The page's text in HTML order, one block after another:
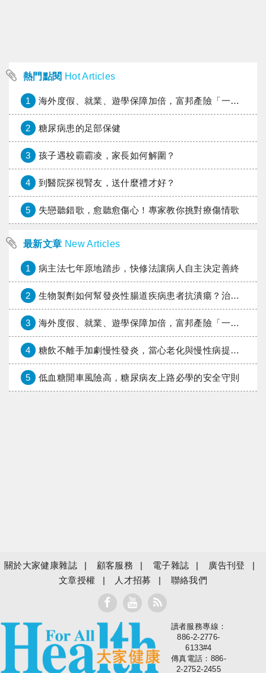
熱門點閱 Hot Articles
1 海外度假、就業、遊學保障加倍，富邦產險「一期逐夢」專案加碼遠距醫療與緊急救援
2 糖尿病患的足部保健
3 孩子遇校霸霸凌，家長如何解圍？
4 到醫院探視腎友，送什麼禮才好？
5 失戀聽錯歌，愈聽愈傷心！專家教你挑對療傷情歌
最新文章 New Articles
1 病主法七年原地踏步，快修法讓病人自主決定善終
2 生物製劑如何幫發炎性腸道疾病患者抗潰瘍？治療進展與健保給付困境一次看
3 海外度假、就業、遊學保障加倍，富邦產險「一期逐夢」專案加碼遠距醫療與緊急救援
4 糖飲不離手加劇慢性發炎，當心老化與慢性病提早報到
5 低血糖開車風險高，糖尿病友上路必學的安全守則
關於大家健康雜誌 顧客服務 電子雜誌
廣告刊登
文章授權
人才招募 聯絡我們
大家健康
讀者服務專線：
886-2-2776-
6133#4
傳真電話：886-
2-2752-2455